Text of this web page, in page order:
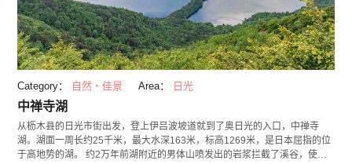
Category： 自然・佳景 Area： 日光
中禅寺湖
从枥木县的日光市街出发，登上伊吕波坡道就到了奥日光的入口，中禅寺
湖。湖面一周长约25千米，最大水深163米，标高1269米，是日本屈指的位
于高地势的湖。 约2万年前湖附近的男体山喷发出的岩浆拦截了溪谷，使原